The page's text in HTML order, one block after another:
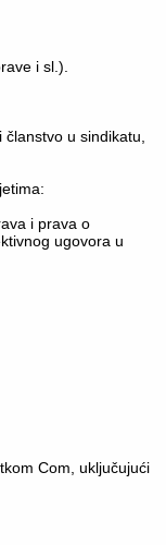
i sl.).
u sindikatu,
i prava o
ugovora u
Com, uključujući